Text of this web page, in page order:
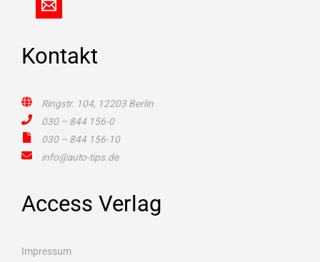
Kontakt
Ringstr. 104, 12203 Berlin
030 – 844 156-0
030 – 844 156-10
info@auto-tips.de
Access Verlag
Impressum